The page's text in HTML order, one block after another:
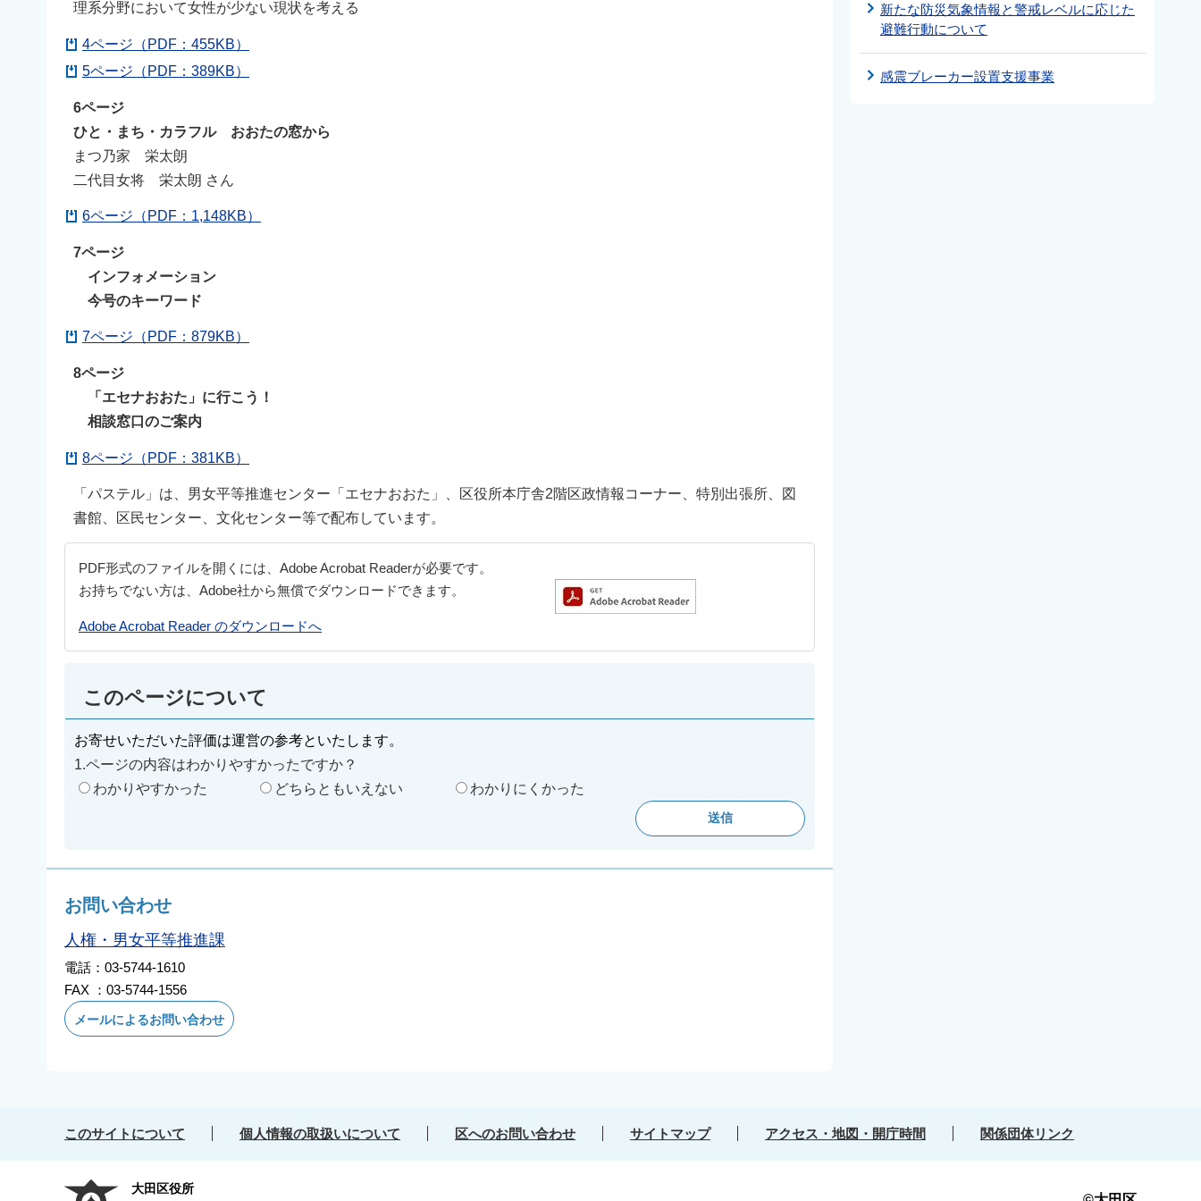
理系分野において女性が少ない現状を考える
4ページ（PDF：455KB）
5ページ（PDF：389KB）
6ページ
ひと・まち・カラフル おおたの窓から
まつ乃家 栄太朗
二代目女将 栄太朗 さん
6ページ（PDF：1,148KB）
7ページ
インフォメーション
今号のキーワード
7ページ（PDF：879KB）
8ページ
「エセナおおた」に行こう！
相談窓口のご案内
8ページ（PDF：381KB）
「パステル」は、男女平等推進センター「エセナおおた」、区役所本庁舎2階区政情報コーナー、特別出張所、図
書館、区民センター、文化センター等で配布しています。
PDF形式のファイルを開くには、Adobe Acrobat Readerが必要です。
お持ちでない方は、Adobe社から無償でダウンロードできます。
Adobe Acrobat Reader のダウンロードへ
このページについて
お寄せいただいた評価は運営の参考といたします。
1.ページの内容はわかりやすかったですか？
わかりやすかった
どちらともいえない わかりにくかった
お問い合わせ
人権・男女平等推進課
電話：03-5744-1610
FAX ：03-5744-1556
メールによるお問い合わせ
新たな防災気象情報と警戒レベルに応じた
避難行動について
感震ブレーカー設置支援事業
このサイトについて 個人情報の取扱いについて 区へのお問い合わせ サイトマップ アクセス・地図・開庁時間 関係団体リンク
大田区役所